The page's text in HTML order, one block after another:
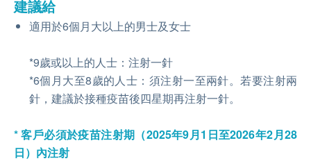
建議給
適用於6個月大以上的男士及女士
*9歲或以上的人士：注射一針
*6個月大至8歲的人士：須注射一至兩針。若要注射兩
針，建議於接種疫苗後四星期再注射一針。
* 客戶必須於疫苗注射期（2025年9月1 日至2026年2月28
日）內注射